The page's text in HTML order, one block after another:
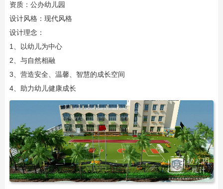
资质：公办幼儿园
设计风格：现代风格
设计理念：
1、以幼儿为中心
2、与自然相融
3、营造安全、温馨、智慧的成长空间
4、助力幼儿健康成长